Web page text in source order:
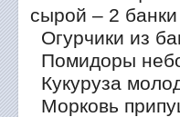
сырой – 2 банки
Огурчики из
Помидоры
Кукуруза
Морковь